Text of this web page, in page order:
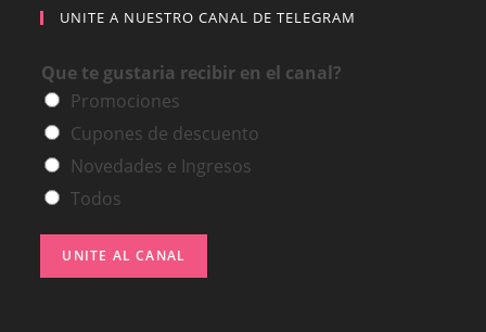
UNITE A NUESTRO CANAL DE TELEGRAM
Que te gustaria recibir en el canal?
Promociones
Cupones de descuento
Novedades e Ingresos
Todos
UNITE AL CANAL